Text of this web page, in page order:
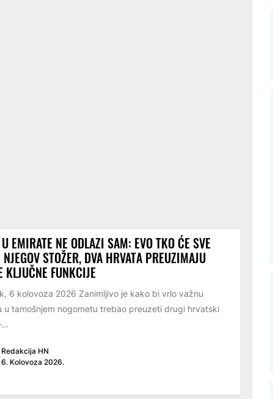
EMIRATE NE ODLAZI SAM: EVO TKO ĆE SVE
STOŽER, DVA HRVATA PREUZIMAJU
KLJUČNE FUNKCIJE
6 kolovoza 2026 Zanimljivo je kako bi vrlo važnu
u tamošnjem nogometu trebao preuzeti drugi hrvatski
Redakcija HN
6. Kolovoza 2026.